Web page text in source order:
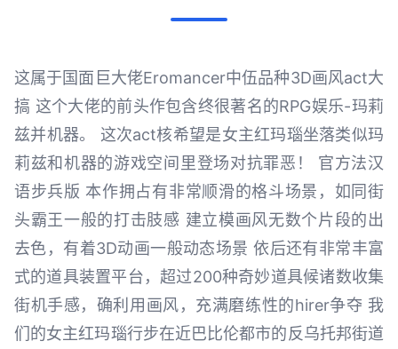
这属于国面巨大佬Eromancer中伍品种3D画风act大
搞 这个大佬的前头作包含终很著名的RPG娱乐-玛莉
兹并机器。 这次act核希望是女主红玛瑙坐落类似玛
莉兹和机器的游戏空间里登场对抗罪恶！ 官方法汉
语步兵版 本作拥占有非常顺滑的格斗场景，如同街
头霸王一般的打击肢感 建立模画风无数个片段的出
去色，有着3D动画一般动态场景 依后还有非常丰富
式的道具装置平台，超过200种奇妙道具候诸数收集
街机手感，确利用画风，充满磨练性的hirer争夺 我
们的女主红玛瑙行步在近巴比伦都市的反乌托邦街道